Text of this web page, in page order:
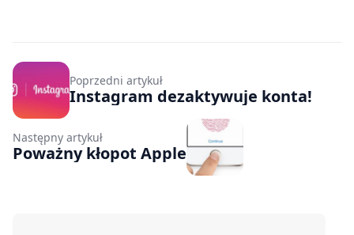
Poprzedni artykuł
Instagram dezaktywuje konta!
Następny artykuł
Poważny kłopot Apple